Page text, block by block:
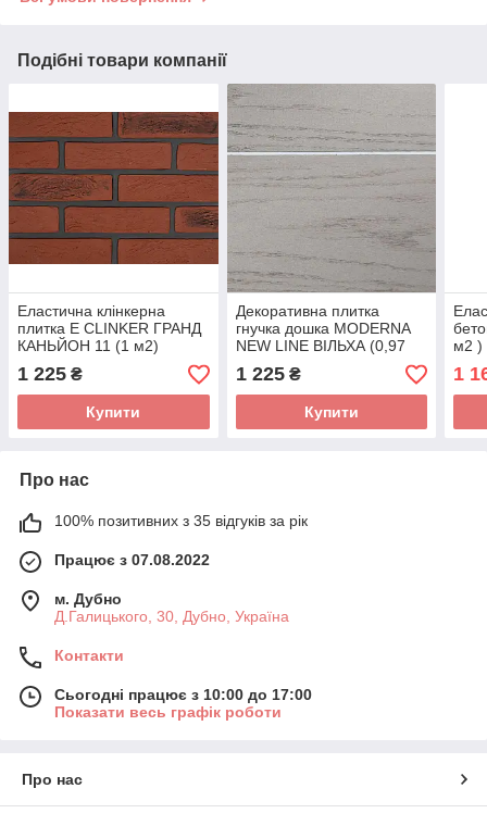
Подібні товари компанії
Еластична клінкерна
плитка E СLINKER ГРАНД
КАНЬЙОН 11 (1 м2)
1 225 ₴
Купити
Декоративна плитка
гнучка дошка MODERNA
NEW LINE ВІЛЬХА (0,97
м2)
1 225₴
Купити
м2 )
1
Про нас
100% позитивних з 35 відгуків за рік
Працює з 07.08.2022
м. Дубно
Д.Галицького, 30, Дубно, Україна
Контакти
Сьогодні працює з 10:00 до 17:00
Показати весь графік роботи
Про нас